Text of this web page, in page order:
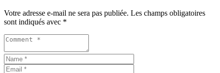
Votre adresse e-mail ne sera pas publiée. Les champs obligatoires
sont indiqués avec *